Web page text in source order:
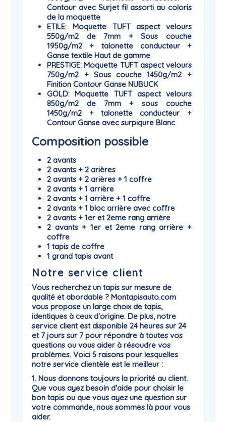
Contour avec Surjet fil assorti au coloris
de la moquette
ETILE: Moquette TUFT aspect velours
550g/m2 de 7mm + Sous couche
1950g/m2 + talonette conducteur +
Ganse textile Haut de gamme
PRESTIGE: Moquette TUFT aspect velours
750g/m2 + Sous couche 1450g/m2 +
Finition Contour Ganse NUBUCK
GOLD: Moquette TUFT aspect velours
850g/m2 de 7mm + sous couche
1450g/m2 + talonette conducteur +
Contour Ganse avec surpiqure Blanc
Composition possible
2 avants
2 avants + 2 arières
2 avants + 2 arières + 1 coffre
2 avants + 1 arrière
2 avants + 1 arrière + 1 coffre
2 avants + 1 bloc arrière avec coffre
2 avants + 1er et 2eme rang arrière
2 avants + 1er et 2eme rang arrière +
coffre
1 tapis de coffre
1 grand tapis avant
Notre service client
Vous recherchez un tapis sur mesure de
qualité et abordable ? Montapisauto.com
vous propose un large choix de tapis,
identiques à ceux d'origine. De plus, notre
service client est disponible 24 heures sur 24
et 7 jours sur 7 pour répondre à toutes vos
questions ou vous aider à résoudre vos
problèmes. Voici 5 raisons pour lesquelles
notre service clientèle est le meilleur :
1. Nous donnons toujours la priorité au client.
Que vous ayez besoin d'aide pour choisir le
bon tapis ou que vous ayez une question sur
votre commande, nous sommes là pour vous
aider.